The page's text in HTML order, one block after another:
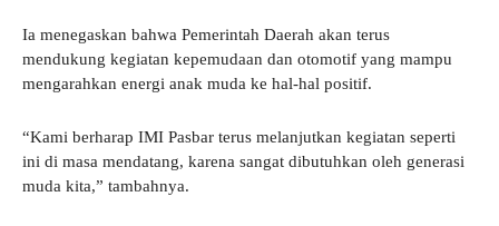
Ia menegaskan bahwa Pemerintah Daerah akan terus
mendukung kegiatan kepemudaan dan otomotif yang mampu
mengarahkan energi anak muda ke hal-hal positif.
“Kami berharap IMI Pasbar terus melanjutkan kegiatan seperti
ini di masa mendatang, karena sangat dibutuhkan oleh generasi
muda kita,” tambahnya.